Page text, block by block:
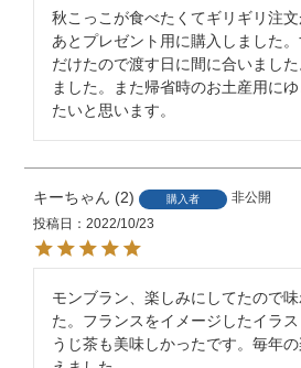
秋こっこが食べたくてギリギリ注文
あとプレゼント用に購入しました
だけたので渡す日に間に合いまし
ました。また帰省時のお土産用に
たいと思います。
キーちゃん 2 購入者
非公開
投稿日
2022/10/23
モンブラン、楽しみにしてたので
た。フランスをイメージしたイラ
うじ茶も美味しかったです。毎年